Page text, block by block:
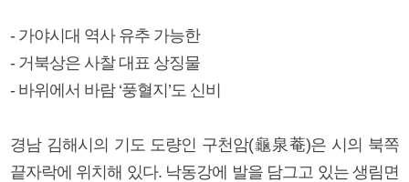
- 가야시대 역사 유추 가능한
- 거북상은 사찰 대표 상징물
- 바위에서 바람 ‘풍혈지’도 신비
경남 김해시의 기도 도량인 구천암(龜泉菴)은 시의 북쪽
끝자락에 위치해 있다. 낙동강에 발을 담그고 있는 생림면